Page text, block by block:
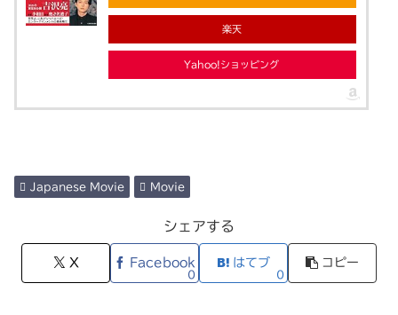
楽天
Yahoo!ショッピング
Japanese Movie Movie
シェアする
X Facebook
0
はてブ
0
コピー